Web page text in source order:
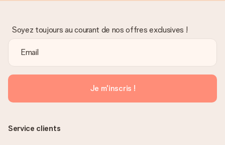
Soyez toujours au courant de nos offres exclusives !
Je m'inscris !
Service clients